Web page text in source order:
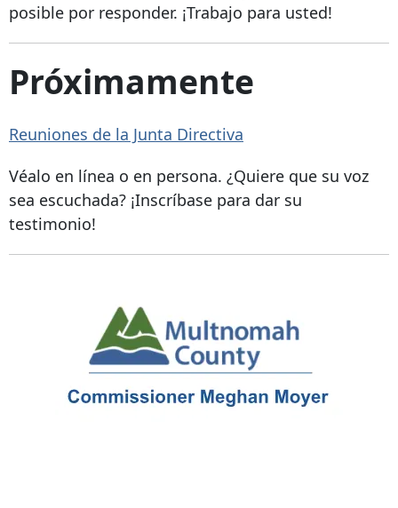
posible por responder. ¡Trabajo para usted!
Próximamente
Reuniones de la Junta Directiva
Véalo en línea o en persona. ¿Quiere que su voz
sea escuchada? ¡Inscríbase para dar su
testimonio!